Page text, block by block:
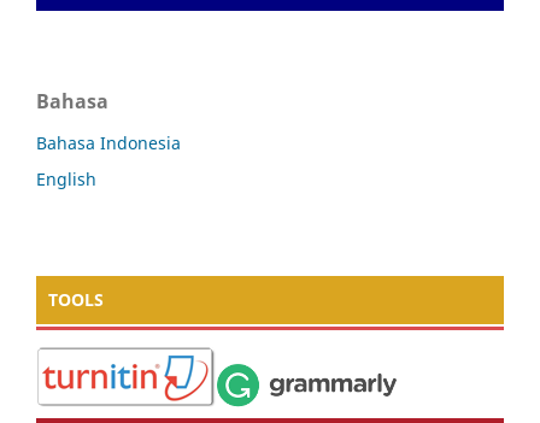
Bahasa
Bahasa Indonesia
English
TOOLS